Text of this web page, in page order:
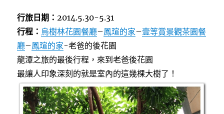
行旅日期：2014.5.30-5.31
行程： 烏樹林花園餐廳–鳳瑄的家–壹等賞景觀茶園餐
廳–鳳瑄的家-老爸的後花園
龍潭之旅的最後行程，來到老爸後花園
最讓人印象深刻的就是室內的這幾棵大樹了！